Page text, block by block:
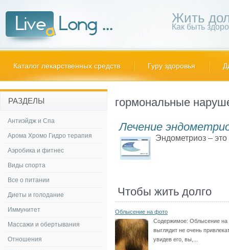
Жить
Как быть
Каталог лекарственных средств Гуру здоровья
гормональные
Лечение
Эндометриоз – это
Чтобы жить долго
Облысение на фото
Содержимое: Облысение на
выглядит не очень
увидев его, вы,...
РАЗДЕЛЫ
Антиэйдж и Спа
Арома Хромо Гидро терапия
Аэробика и фитнес
Виды спорта
Все о питании
Диеты и голодание
Иммунитет
Массажи и обертывания
Отношения